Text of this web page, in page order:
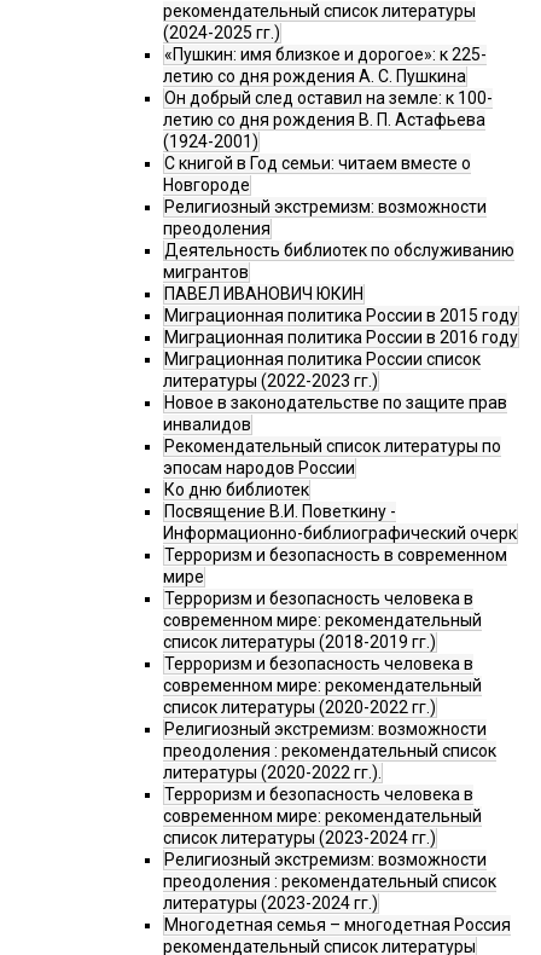
рекомендательный список литературы
(2024-2025 гг.)
«Пушкин: имя близкое и дорогое»: к 225-
летию со дня рождения А. С. Пушкина
Он добрый след оставил на земле: к 100-
летию со дня рождения В. П. Астафьева
(1924-2001)
С книгой в Год семьи: читаем вместе о
Новгороде
Религиозный экстремизм: возможности
преодоления
Деятельность библиотек по обслуживанию
мигрантов
ПАВЕЛ ИВАНОВИЧ ЮКИН
Миграционная политика России в 2015 году
Миграционная политика России в 2016 году
Миграционная политика России список
литературы (2022-2023 гг.)
Новое в законодательстве по защите прав
инвалидов
Рекомендательный список литературы по
эпосам народов России
Ко дню библиотек
Посвящение В.И. Поветкину -
Информационно-библиографический очерк
Терроризм и безопасность в современном
мире
Терроризм и безопасность человека в
современном мире: рекомендательный
список литературы (2018-2019 гг.)
Терроризм и безопасность человека в
современном мире: рекомендательный
список литературы (2020-2022 гг.)
Религиозный экстремизм: возможности
преодоления : рекомендательный список
литературы (2020-2022 гг.).
Терроризм и безопасность человека в
современном мире: рекомендательный
список литературы (2023-2024 гг.)
Религиозный экстремизм: возможности
преодоления : рекомендательный список
литературы (2023-2024 гг.)
Многодетная семья – многодетная Россия
рекомендательный список литературы